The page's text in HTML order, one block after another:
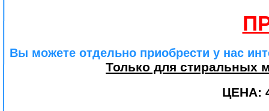
Вы можете отдельно приобрести у нас
Только для стиральных
ЦЕНА: